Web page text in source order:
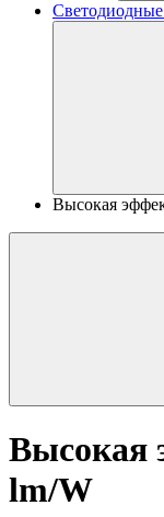
Высокая
Высокая
lm/W